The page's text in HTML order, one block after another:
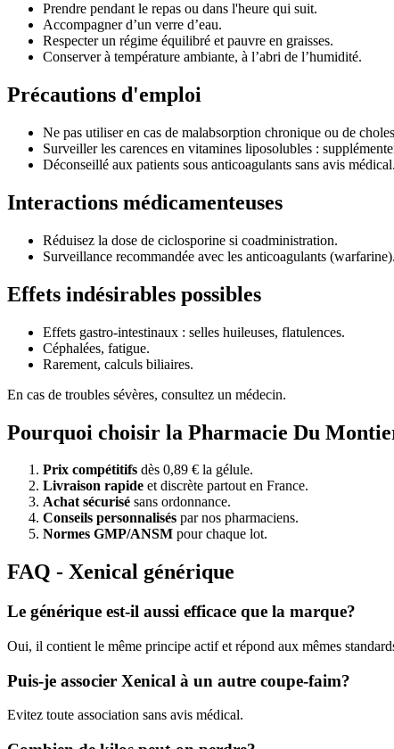
Prendre pendant le repas ou dans l'heure qui suit.
Accompagner d’un verre d’eau.
Respecter un régime équilibré et pauvre en graisses.
Conserver à température ambiante, à l’abri de l’humidité.
Précautions d'emploi
Ne pas utiliser en cas de malabsorption chronique ou de
Surveiller les carences en vitamines liposolubles :
Déconseillé aux patients sous anticoagulants sans avis médical.
Interactions médicamenteuses
Réduisez la dose de ciclosporine si coadministration.
Surveillance recommandée avec les anticoagulants (warfarine).
Effets indésirables possibles
Effets gastro-intestinaux : selles huileuses, flatulences.
Céphalées, fatigue.
Rarement, calculs biliaires.
En cas de troubles sévères, consultez un médecin.
Pourquoi choisir la Pharmacie Du
Prix compétitifs dès 0,89 € la gélule.
Livraison rapide et discrète partout en France.
Achat sécurisé sans ordonnance.
Conseils personnalisés par nos pharmaciens.
Normes GMP/ANSM pour chaque lot.
FAQ - Xenical générique
Le générique est-il aussi efficace que la marque?
Oui, il contient le même principe actif et répond aux mêmes
Puis-je associer Xenical à un autre coupe-faim?
Evitez toute association sans avis médical.